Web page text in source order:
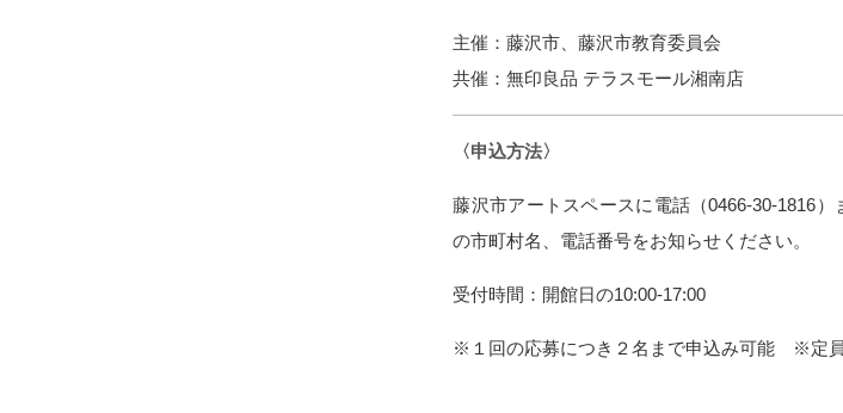
主催：藤沢市、藤沢市教育委員会
共催：無印良品 テラスモール湘南店
〈申込方法〉
藤沢市アートスペースに電話（0466-30-1816
の市町村名、電話番号をお知らせください。
受付時間：開館日の10:00-17:00
※１回の応募につき２名まで申込み可能 ※定